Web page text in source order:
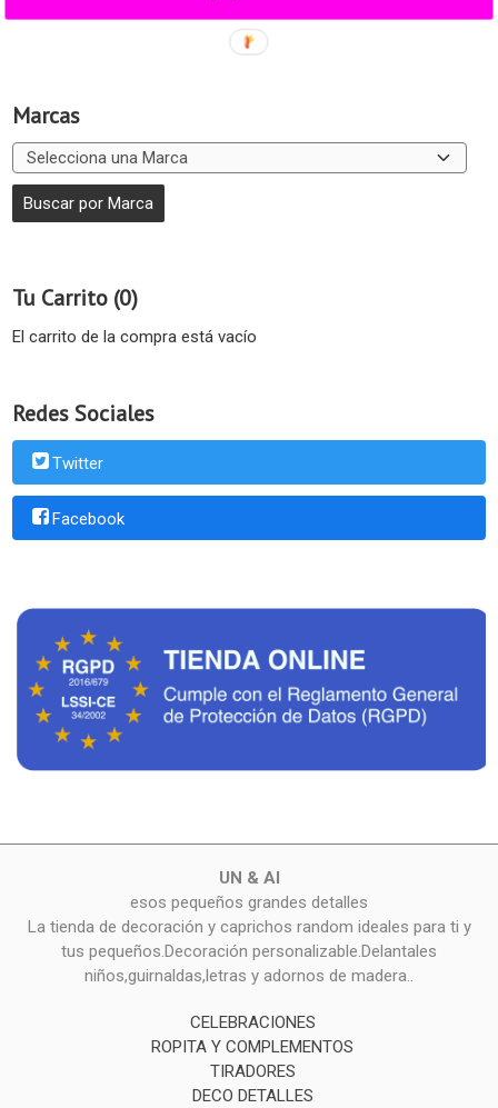
Marcas
Tu Carrito (0)
El carrito de la compra está vacío
Redes Sociales
Twitter
Facebook
UN & AI
esos pequeños grandes detalles
La tienda de decoración y caprichos random ideales para ti y
tus pequeños.Decoración personalizable.Delantales
niños,guirnaldas,letras y adornos de madera..
CELEBRACIONES
ROPITA Y COMPLEMENTOS
TIRADORES
DECO DETALLES